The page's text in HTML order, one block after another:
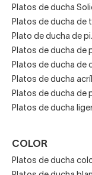
Beige
Negro
Marrón
Platos de ducha
Platos de ducha de
Plato de ducha de
Platos de ducha de
Platos de ducha de
Platos de ducha
Platos de ducha de
Platos de ducha
COLOR
Platos de ducha